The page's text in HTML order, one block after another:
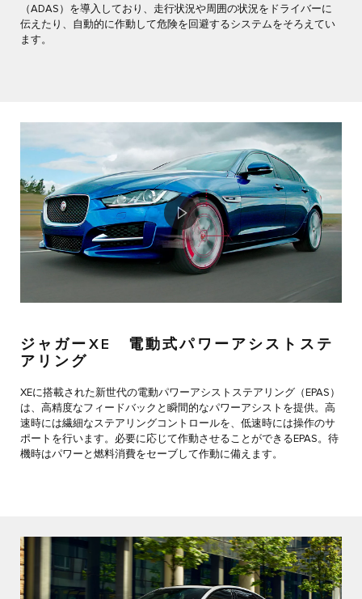
（ADAS）を導入しており、走行状況や周囲の状況をドライバーに
伝えたり、自動的に作動して危険を回避するシステムをそろえてい
ます。
ジャガーXE 電動式パワーアシストステ
アリング
XEに搭載された新世代の電動パワーアシストステアリング（EPAS）
は、高精度なフィードバックと瞬間的なパワーアシストを提供。高
速時には繊細なステアリングコントロールを、低速時には操作のサ
ポートを行います。必要に応じて作動させることができるEPAS。待
機時はパワーと燃料消費をセーブして作動に備えます。